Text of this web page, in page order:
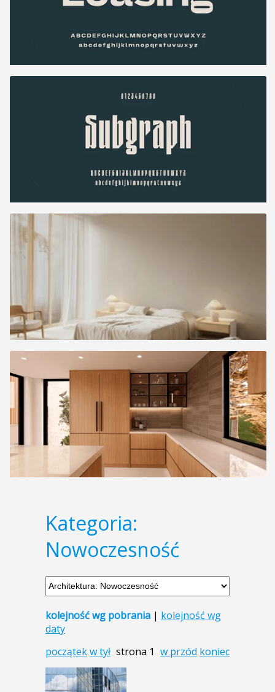
Kategoria:
Nowoczesność
kolejność wg pobrania | kolejność wg
daty
początekw tył strona 1 w przód koniec